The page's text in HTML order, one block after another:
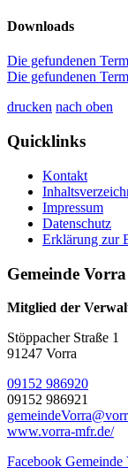
Downloads
Die gefundenen
Die gefundenen
drucken nach oben
Quicklinks
Kontakt
Impressum
Datenschutz
Erklärung zur
Gemeinde Vorra
Mitglied der
Stöppacher Straße 1
91247 Vorra
09152 986920
09152 986921
www.vorra-mfr.de/
Facebook Gemeinde